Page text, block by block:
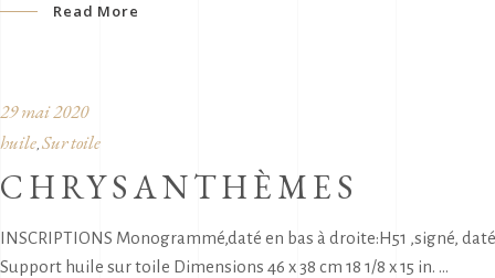
Read More
29 mai 2020
huile, Sur toile
CHRYSANTHÈMES
INSCRIPTIONS Monogrammé,daté en bas à droite:H51 ,signé,
Support huile sur toile Dimensions 46 x 38 cm 18 1/8 x 15 in.